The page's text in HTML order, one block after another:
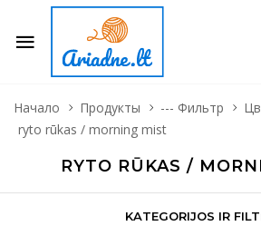
Начало Продукты --- Фильтр
ryto rūkas / morning mist
RYTO RŪKAS /
KATEGORIJOS IR